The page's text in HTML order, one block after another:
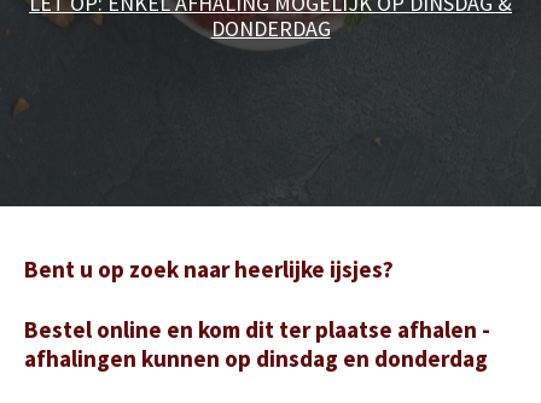
DONDERDAG
Bent u op zoek naar heerlijke ijsjes?
Bestel online en kom dit ter plaatse afhalen -
afhalingen kunnen op dinsdag en donderdag